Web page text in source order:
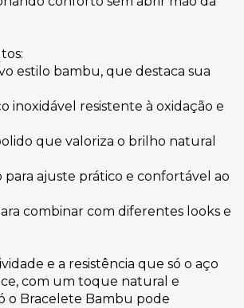
estilo bambu, que destaca sua
inoxidável resistente à oxidação e
que valoriza o brilho natural
ajuste prático e confortável ao
combinar com diferentes looks e
e a resistência que só o aço
com um toque natural e
o Bracelete Bambu pode